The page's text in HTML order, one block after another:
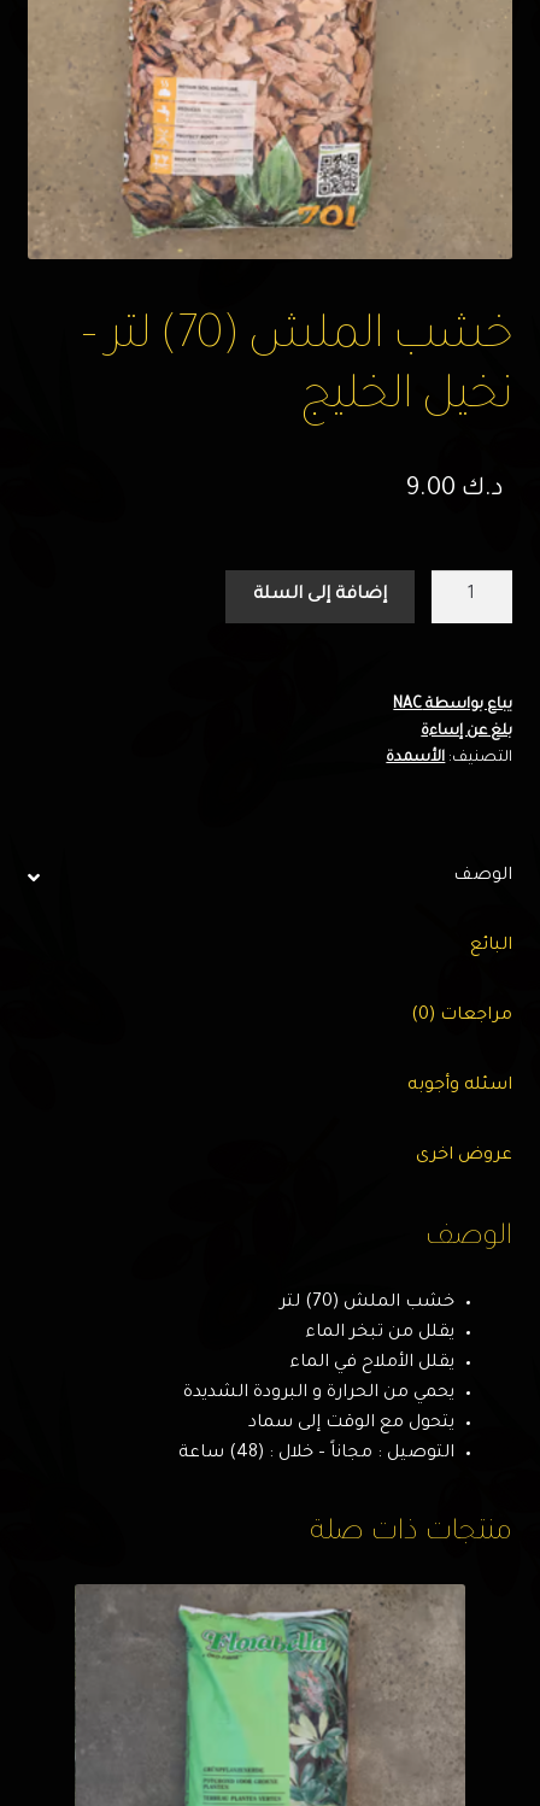
خشب الملش (70) لتر –
نخيل الخليج
د.ك
لتر
-
نخيل
إضافة إلى السلة
يباع بواسطة NAC
بلغ عن إساءة
التصنيف:الأسمدة
الوصف
البائع
مراجعات (0)
اسئله وأجوبه
عروض اخرى
الوصف
خشب الملش (70) لتر
يقلل من تبخر الماء
يقلل الأملاح في الماء
يحمي من الحرارة و البرودة الشديدة
يتحول مع الوقت إلى سماد
التوصيل : مجاناً – خلال : (48) ساعة
منتجات ذات صلة